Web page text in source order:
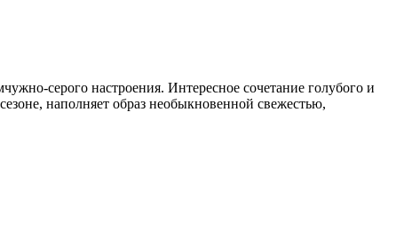
серого настроения. Интересное сочетание голубого и
наполняет образ необыкновенной свежестью,